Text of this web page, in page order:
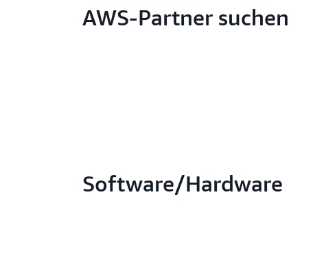
AWS-Partner suchen
Software/Hardware